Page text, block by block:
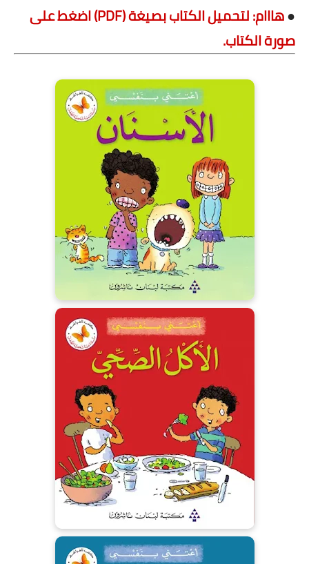
●
هااام: لتحميل الكتاب بصيغة (PDF) اضغط على
صورة الكتاب.